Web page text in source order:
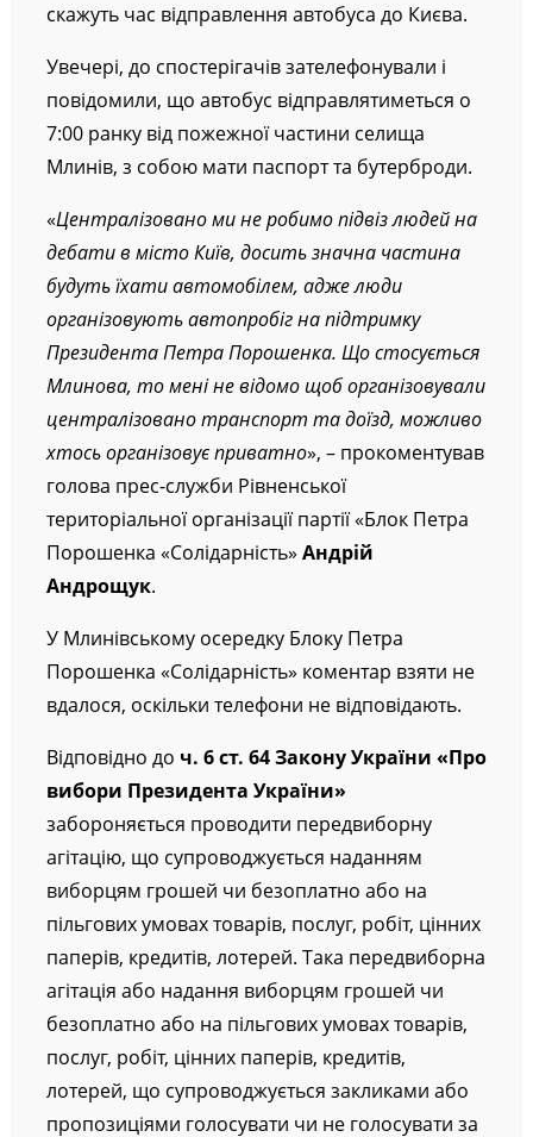
скажуть час відправлення автобуса до Києва.
Увечері, до спостерігачів зателефонували і
повідомили, що автобус відправлятиметься о
7:00 ранку від пожежної частини селища
Млинів, з собою мати паспорт та бутерброди.
«Централізовано ми не робимо підвіз людей на
дебати в місто Київ, досить значна частина
будуть їхати автомобілем, адже люди
організовують автопробіг на підтримку
Президента Петра Порошенка. Що стосується
Млинова, то мені не відомо щоб організовували
централізовано транспорт та доїзд, можливо
хтось організовує приватно», – прокоментував
голова прес-служби Рівненської
територіальної організації партії «Блок Петра
Порошенка «Солідарність» Андрій
Андрощук.
У Млинівському осередку Блоку Петра
Порошенка «Солідарність» коментар взяти не
вдалося, оскільки телефони не відповідають.
Відповідно до ч. 6 ст. 64 Закону України «Про
вибори Президента України»
забороняється проводити передвиборну
агітацію, що супроводжується наданням
виборцям грошей чи безоплатно або на
пільгових умовах товарів, послуг, робіт, цінних
паперів, кредитів, лотерей. Така передвиборна
агітація або надання виборцям грошей чи
безоплатно або на пільгових умовах товарів,
послуг, робіт, цінних паперів, кредитів,
лотерей, що супроводжується закликами або
пропозиціями голосувати чи не голосувати за